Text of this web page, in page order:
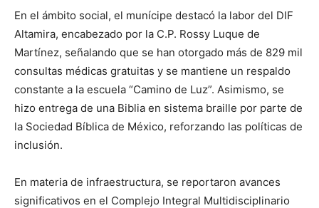
En el ámbito social, el munícipe destacó la labor del DIF
Altamira, encabezado por la C.P. Rossy Luque de
Martínez, señalando que se han otorgado más de 829 mil
consultas médicas gratuitas y se mantiene un respaldo
constante a la escuela “Camino de Luz”. Asimismo, se
hizo entrega de una Biblia en sistema braille por parte de
la Sociedad Bíblica de México, reforzando las políticas de
inclusión.
En materia de infraestructura, se reportaron avances
significativos en el Complejo Integral Multidisciplinario